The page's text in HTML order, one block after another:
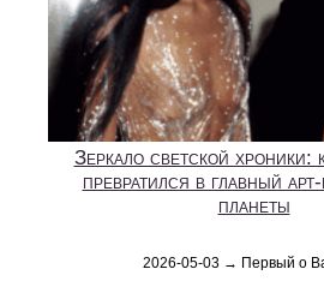
Зеркало светской хроники:
превратился в главный
планеты
2026-05-03 → Первый о